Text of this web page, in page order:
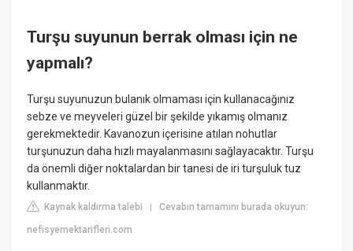
Turşu suyunun berrak olması için ne
yapmalı?
Turşu suyunuzun bulanık olmaması için kullanacağınız
sebze ve meyveleri güzel bir şekilde yıkamış olmanız
gerekmektedir. Kavanozun içerisine atılan nohutlar
turşunuzun daha hızlı mayalanmasını sağlayacaktır. Turşu
da önemli diğer noktalardan bir tanesi de iri turşuluk tuz
kullanmaktır.
Kaynak kaldırma talebi |Cevabın tamamını burada okuyun:
nefisyemektarifleri.com